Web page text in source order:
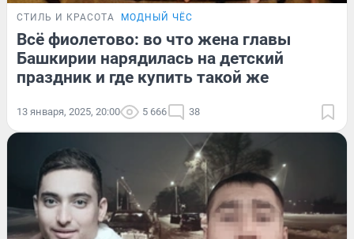
СТИЛЬ И КРАСОТА МОДНЫЙ ЧЁС
Всё фиолетово: во что жена главы
Башкирии нарядилась на детский
праздник и где купить такой же
13 января, 2025, 20:00 5 666 38